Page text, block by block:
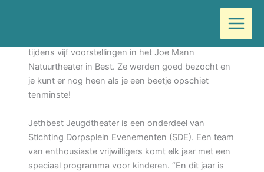
inhoud
Ook deze zomervakantie begroet Jeth de kinderen
tijdens vijf voorstellingen in het Joe Mann
Natuurtheater in Best. Ze werden goed bezocht en
je kunt er nog heen als je een beetje opschiet
tenminste!
Jethbest Jeugdtheater is een onderdeel van
Stichting Dorpsplein Evenementen (SDE). Een team
van enthousiaste vrijwilligers komt elk jaar met een
speciaal programma voor kinderen. “En dit jaar is